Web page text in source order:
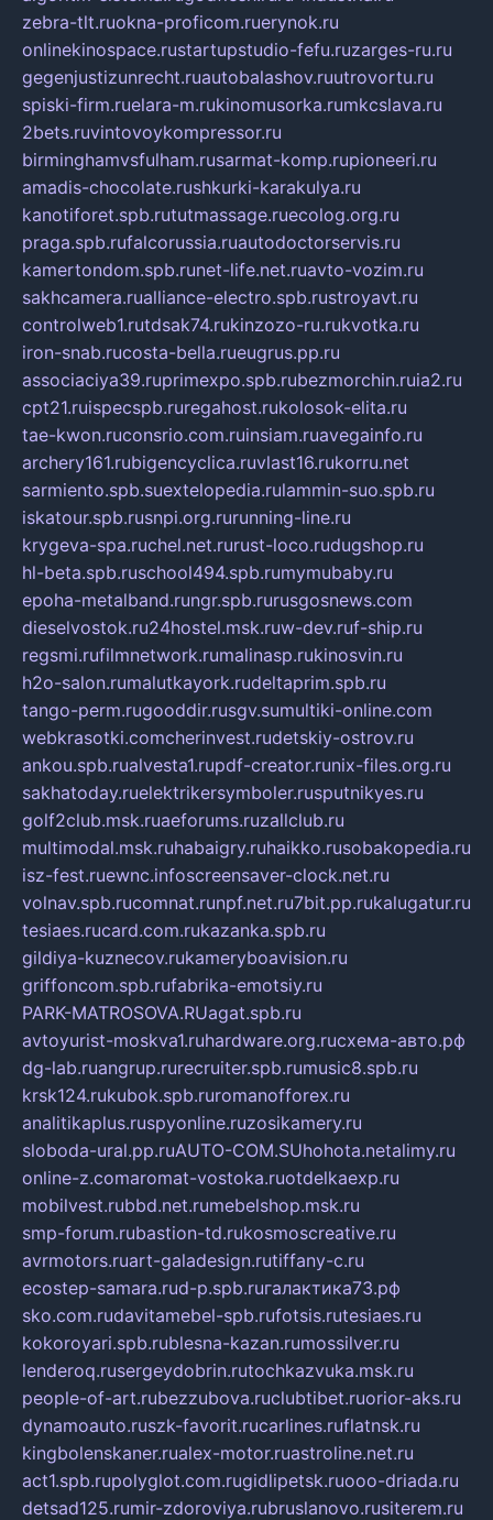
zebra-tlt.ruokna-proficom.ruerynok.ru
onlinekinospace.rustartupstudio-fefu.ruzarges-ru.ru
gegenjustizunrecht.ruautobalashov.ruutrovortu.ru
spiski-firm.ruelara-m.rukinomusorka.rumkcslava.ru
2bets.ruvintovoykompressor.ru
birminghamvsfulham.rusarmat-komp.rupioneeri.ru
amadis-chocolate.rushkurki-karakulya.ru
kanotiforet.spb.rututmassage.ruecolog.org.ru
praga.spb.rufalcorussia.ruautodoctorservis.ru
kamertondom.spb.runet-life.net.ruavto-vozim.ru
sakhcamera.rualliance-electro.spb.rustroyavt.ru
controlweb1.rutdsak74.rukinzozo-ru.rukvotka.ru
iron-snab.rucosta-bella.rueugrus.pp.ru
associaciya39.ruprimexpo.spb.rubezmorchin.ruia2.ru
cpt21.ruispecspb.ruregahost.rukolosok-elita.ru
tae-kwon.ruconsrio.com.ruinsiam.ruavegainfo.ru
archery161.rubigencyclica.ruvlast16.rukorru.net
sarmiento.spb.suextelopedia.rulammin-suo.spb.ru
iskatour.spb.rusnpi.org.rurunning-line.ru
krygeva-spa.ruchel.net.rurust-loco.rudugshop.ru
hl-beta.spb.ruschool494.spb.rumymubaby.ru
epoha-metalband.rungr.spb.rurusgosnews.com
dieselvostok.ru24hostel.msk.ruw-dev.ruf-ship.ru
regsmi.rufilmnetwork.rumalinasp.rukinosvin.ru
h2o-salon.rumalutkayork.rudeltaprim.spb.ru
tango-perm.rugooddir.rusgv.sumultiki-online.com
webkrasotki.comcherinvest.rudetskiy-ostrov.ru
ankou.spb.rualvesta1.rupdf-creator.runix-files.org.ru
sakhatoday.ruelektrikersymboler.rusputnikyes.ru
golf2club.msk.ruaeforums.ruzallclub.ru
multimodal.msk.ruhabaigry.ruhaikko.rusobakopedia.ru
isz-fest.ruewnc.infoscreensaver-clock.net.ru
volnav.spb.rucomnat.runpf.net.ru7bit.pp.rukalugatur.ru
tesiaes.rucard.com.rukazanka.spb.ru
gildiya-kuznecov.rukameryboavision.ru
griffoncom.spb.rufabrika-emotsiy.ru
PARK-MATROSOVA.RUagat.spb.ru
avtoyurist-moskva1.ruhardware.org.ruсхема-авто.рф
dg-lab.ruangrup.rurecruiter.spb.rumusic8.spb.ru
krsk124.rukubok.spb.ruromanofforex.ru
analitikaplus.ruspyonline.ruzosikamery.ru
sloboda-ural.pp.ruAUTO-COM.SUhohota.netalimy.ru
online-z.comaromat-vostoka.ruotdelkaexp.ru
mobilvest.rubbd.net.rumebelshop.msk.ru
smp-forum.rubastion-td.rukosmoscreative.ru
avrmotors.ruart-galadesign.rutiffany-c.ru
ecostep-samara.rud-p.spb.ruгалактика73.рф
sko.com.rudavitamebel-spb.rufotsis.rutesiaes.ru
kokoroyari.spb.rublesna-kazan.rumossilver.ru
lenderoq.rusergeydobrin.rutochkazvuka.msk.ru
people-of-art.rubezzubova.ruclubtibet.ruorior-aks.ru
dynamoauto.ruszk-favorit.rucarlines.ruflatnsk.ru
kingbolenskaner.rualex-motor.ruastroline.net.ru
act1.spb.rupolyglot.com.rugidlipetsk.ruooo-driada.ru
detsad125.rumir-zdoroviya.rubruslanovo.rusiterem.ru